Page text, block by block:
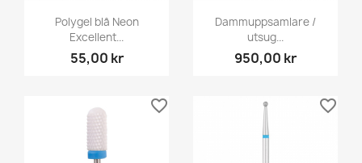
Polygel blå Neon
Excellent...
55,00 kr
Dammuppsamlare /
utsug...
950,00 kr
favorite_border favorite_border